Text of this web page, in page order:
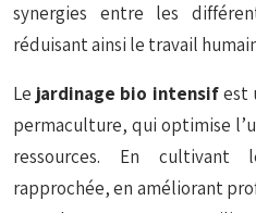
synergies entre les
réduisant ainsi le travail
Le jardinage bio intensifest
permaculture, qui optimise
ressources. En
rapprochée, en améliorant